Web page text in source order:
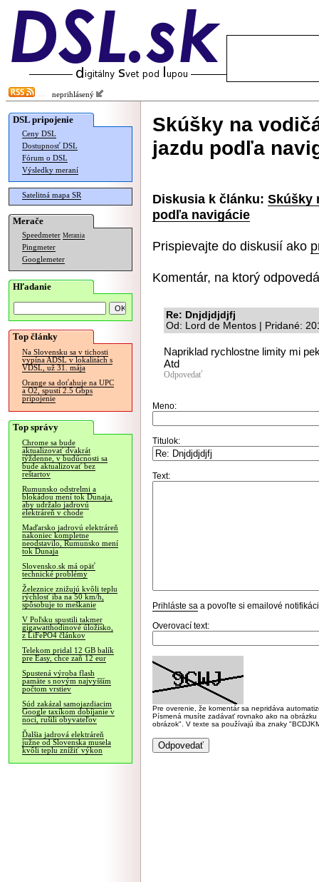
neprihlásený
DSL pripojenie
Ceny DSL
Dostupnosť DSL
Fórum o DSL
Výsledky meraní
Satelitná mapa SR
Merače
Speedmeter Merania
Pingmeter
Googlemeter
Hľadanie
Top články
Na Slovensku sa v tichosti
vypína ADSL v lokalitách s
VDSL, už 31. mája
Orange sa doťahuje na UPC
a O2, spustí 2.5 Gbps
pripojenie
Top správy
Chrome sa bude
aktualizovať dvakrát
týždenne, v budúcnosti sa
bude aktualizovať bez
reštartov
Rumunsko odstrelmi a
blokádou mení tok Dunaja,
aby udržalo jadrovú
elektráreň v chode
Maďarsko jadrovú elektráreň
nakoniec kompletne
neodstavilo, Rumunsko mení
tok Dunaja
Slovensko.sk má opäť
technické problémy
Železnice znižujú kvôli teplu
rýchlosť iba na 50 km/h,
spôsobuje to meškanie
V Poľsku spustili takmer
gigawatthodinové úložisko,
z LiFePO4 článkov
Telekom pridal 12 GB balík
pre Easy, chce zaň 12 eur
Spustená výroba flash
pamäte s novým najvyšším
počtom vrstiev
Súd zakázal samojazdiacim
Google taxíkom dobíjanie v
noci, rušili obyvateľov
Ďalšia jadrová elektráreň
južne od Slovenska musela
kvôli teplu znížiť výkon
Skúšky na
jazdu podľa
Diskusia k článku: Skúšky
podľa navigácie
Prispievajte do diskusií ako
Komentár, na ktorý
Re: Dnjdjdjdjfj
Od: Lord de Mentos | Pridané:
Napriklad rychlostne limity mi
Atd
Odpovedať
Meno:
Titulok:
Text:
Prihláste sa a povoľte si emailové
Overovací text:
Pre overenie, že komentár sa nepridáva
Písmená musíte zadávať rovnako ako na
obrázok". V texte sa používajú iba znaky